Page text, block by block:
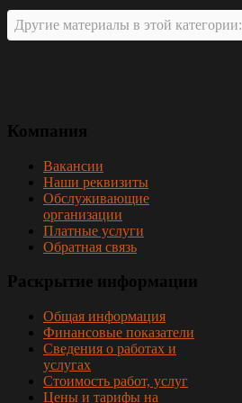
Другие материалы в этой категории:
Компания
Вакансии
Наши реквизиты
Обслуживающие
организации
Платные услуги
Обратная связь
Раскрытие информации
Общая информация
Финансовые показатели
Сведения о работах и
услугах
Стоимость работ, услуг
Цены и тарифы на